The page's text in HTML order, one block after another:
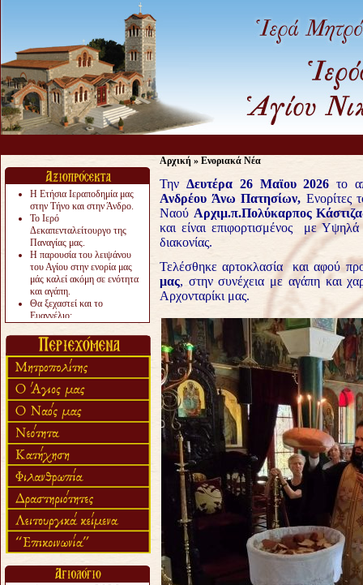
Η Ετήσια Ιεραποδημία μας
στην Τήνο και στην Άνδρο.
Το Ιερό
Δεκαπενταλείτουργο της
Παναγίας μας.
Η παρουσία του λειψάνου
του Αγίου στην ενορία μας
μάς καλεί ακόμη σε ενότητα
και αγάπη.
Θα ξεχαστεί και το
Ευαγγέλιο;
«πολύ αργά».
Ζητείται....
Αρχική » Ενοριακά Νέα
Την Δευτέρα 26 Μαϊου 2026το
Ανδρέου ΆνωΠατησίων, Ενορίτες
Ναού Αρχιμ.π.Πολύκαρπος
και είναι επιφορτισμένος με Υψηλά
διακονίας.
Τελέσθηκε αρτοκλασία και αφού
μας, στην συνέχεια με αγάπη και
Αρχονταρίκι μας.